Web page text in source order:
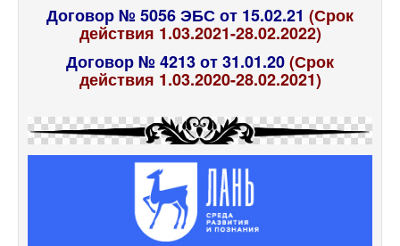
Договор № 5056 ЭБС от 15.02.21 (Срок
действия 1.03.2021-28.02.2022)
Договор № 4213 от 31.01.20(Срок
действия 1.03.2020-28.02.2021)